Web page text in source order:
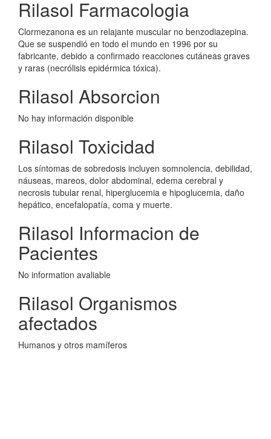
Rilasol Farmacologia
Clormezanona es un relajante muscular no benzodiazepina.
Que se suspendió en todo el mundo en 1996 por su
fabricante, debido a confirmado reacciones cutáneas graves
y raras (necrólisis epidérmica tóxica).
Rilasol Absorcion
No hay información disponible
Rilasol Toxicidad
Los síntomas de sobredosis incluyen somnolencia, debilidad,
náuseas, mareos, dolor abdominal, edema cerebral y
necrosis tubular renal, hiperglucemia e hipoglucemia, daño
hepático, encefalopatía, coma y muerte.
Rilasol Informacion de
Pacientes
No information avaliable
Rilasol Organismos
afectados
Humanos y otros mamíferos